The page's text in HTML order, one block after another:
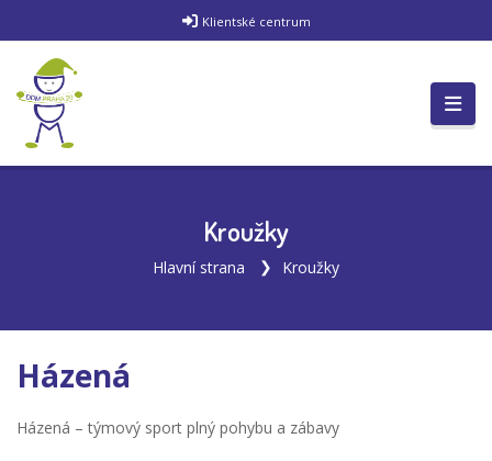
Klientské centrum
Kroužky
Hlavní strana Kroužky
Házená
Házená – týmový sport plný pohybu a zábavy